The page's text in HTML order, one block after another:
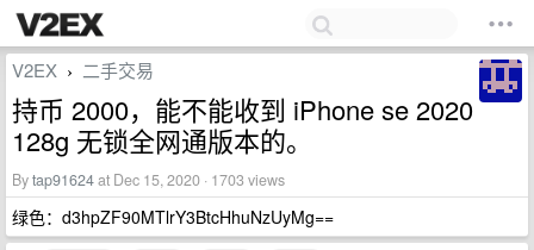
V2EX › 二手交易
持币 2000，能不能收到 iPhone se 2020
128g 无锁全网通版本的。
Bytap91624at Dec 15, 2020 · 1703 views
绿色：d3hpZF90MTlrY3BtcHhuNzUyMg==